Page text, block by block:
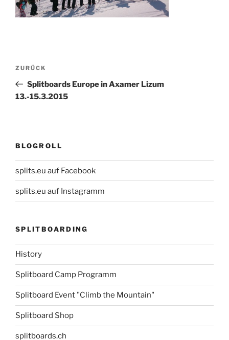
Beitragsnavigation
Vorheriger
Beitrag
ZURÜCK
Splitboards Europe in Axamer Lizum
13.-15.3.2015
BLOGROLL
splits.eu auf Facebook
splits.eu auf Instagramm
SPLITBOARDING
History
Splitboard Camp Programm
Splitboard Event "Climb the Mountain"
Splitboard Shop
splitboards.ch